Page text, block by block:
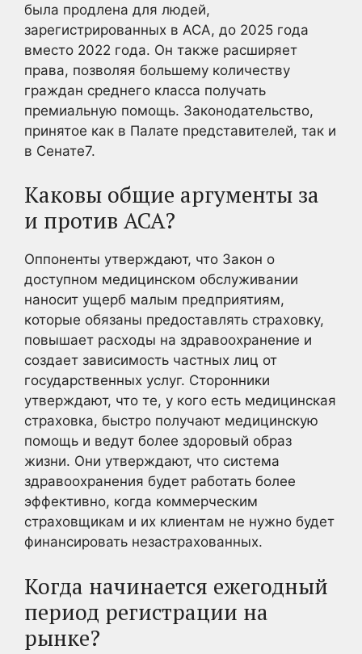
была продлена для людей,
зарегистрированных в ACA, до 2025 года
вместо 2022 года. Он также расширяет
права, позволяя большему количеству
граждан среднего класса получать
премиальную помощь. Законодательство,
принятое как в Палате представителей, так и
в Сенате7.
Каковы общие аргументы за
и против ACA?
Оппоненты утверждают, что Закон о
доступном медицинском обслуживании
наносит ущерб малым предприятиям,
которые обязаны предоставлять страховку,
повышает расходы на здравоохранение и
создает зависимость частных лиц от
государственных услуг. Сторонники
утверждают, что те, у кого есть медицинская
страховка, быстро получают медицинскую
помощь и ведут более здоровый образ
жизни. Они утверждают, что система
здравоохранения будет работать более
эффективно, когда коммерческим
страховщикам и их клиентам не нужно будет
финансировать незастрахованных.
Когда начинается ежегодный
период регистрации на
рынке?